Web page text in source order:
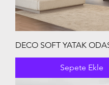
DECO SOFT YATAK
Sepete Ekle